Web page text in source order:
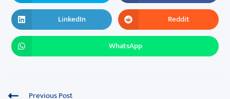
LinkedIn Reddit
WhatsApp
Previous Post